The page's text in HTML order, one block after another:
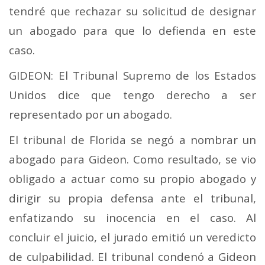
tendré que rechazar su solicitud de designar
un abogado para que lo defienda en este
caso.
GIDEON: El Tribunal Supremo de los Estados
Unidos dice que tengo derecho a ser
representado por un abogado.
El tribunal de Florida se negó a nombrar un
abogado para Gideon. Como resultado, se vio
obligado a actuar como su propio abogado y
dirigir su propia defensa ante el tribunal,
enfatizando su inocencia en el caso. Al
concluir el juicio, el jurado emitió un veredicto
de culpabilidad. El tribunal condenó a Gideon